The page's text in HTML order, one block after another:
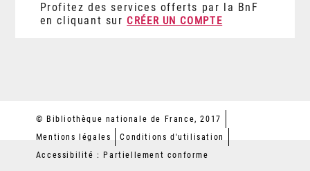
Profitez des services offerts par la BnF
en cliquant sur CRÉER UN COMPTE
© Bibliothèque nationale de France, 2017
Mentions légales
Conditions d'utilisation
Accessibilité : Partiellement conforme